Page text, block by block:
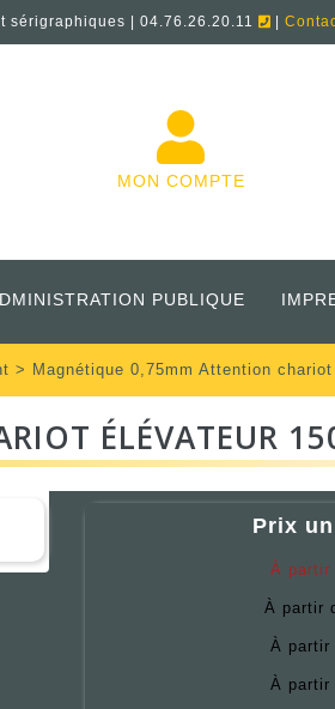
sérigraphiques | 04.76.26.20.11 |
MON COMPTE
PUBLIQUE
> Magnétique 0,75mm Attention
ÉLÉVATEUR
Prix
À
À partir
À
À